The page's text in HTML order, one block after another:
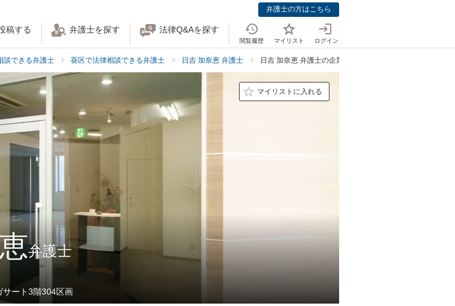
弁護士の方はこちら
稿する 弁護士を探す 法律Q&Aを探す
閲覧履歴 マイリスト ログイン
談できる弁護士 葵区で法律相談できる弁護士 日吉 加奈恵 弁護士 日吉 加奈恵 弁護士の企業法務での強み
マイリストに入れる
弁護士
サート3階304区画